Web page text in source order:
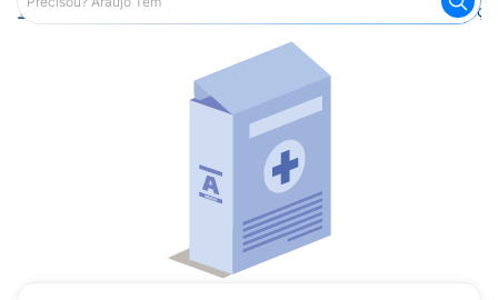
Araujo Medicamentos Remédios para Alergias e